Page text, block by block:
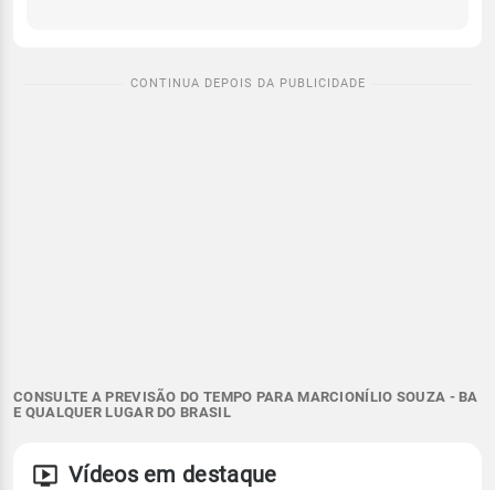
CONSULTE A PREVISÃO DO TEMPO PARA MARCIONÍLIO SOUZA - BA
E QUALQUER LUGAR DO BRASIL
Vídeos em destaque